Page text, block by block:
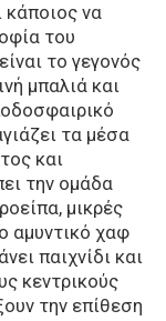
κάποιος να
του
το γεγονός
μπαλιά και
τα μέσα
και
την ομάδα
μικρές
αμυντικό χαφ
παιχνίδι και
κεντρικούς
την επίθεση